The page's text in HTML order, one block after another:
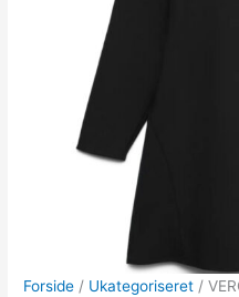
Forside / Ukategoriseret /